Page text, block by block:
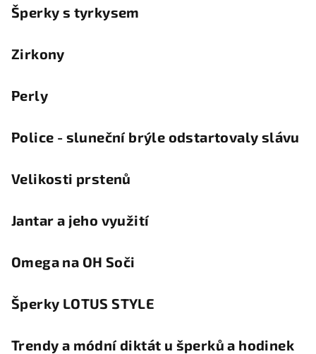
Šperky s tyrkysem
Zirkony
Perly
Police - sluneční brýle odstartovaly slávu
Velikosti prstenů
Jantar a jeho využití
Omega na OH Soči
Šperky LOTUS STYLE
Trendy a módní diktát u šperků a hodinek